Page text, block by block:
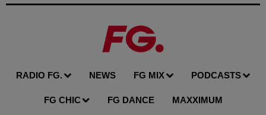
RADIO FG. NEWS FG MIX PODCASTS
FG CHIC FG DANCE MAXXIMUM